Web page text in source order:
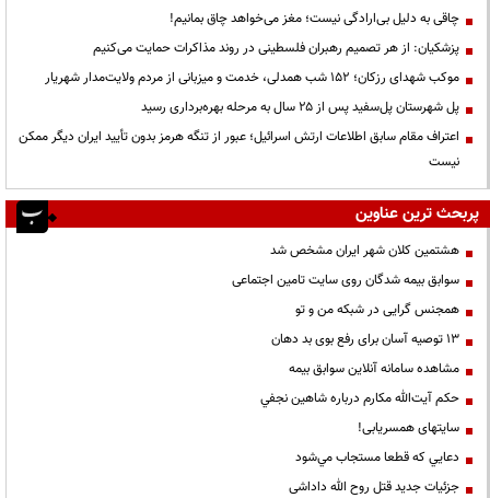
چاقی به دلیل بی‌ارادگی نیست؛ مغز می‌خواهد چاق بمانیم!
پزشکیان: از هر تصمیم رهبران فلسطینی در روند مذاکرات حمایت می‌کنیم
موکب شهدای رزکان؛ ۱۵۲ شب همدلی، خدمت و میزبانی از مردم ولایت‌مدار شهریار
پل شهرستان پل‌سفید پس از ۲۵ سال به مرحله بهره‌برداری رسید
اعتراف مقام سابق اطلاعات ارتش اسرائیل؛ عبور از تنگه هرمز بدون تأیید ایران دیگر ممکن
نیست
پربحث ترین عناوین
هشتمین کلان شهر ایران مشخص شد
سوابق بیمه شدگان روی سایت تامین اجتماعی
همجنس گرایی در شبکه من و تو
13 توصیه آسان برای رفع بوی بد دهان
مشاهده سامانه آنلاين سوابق بیمه
حكم آيت‌الله مكارم درباره شاهين نجفي
سایتهای همسریابی!
دعايي كه قطعا مستجاب مي‌شود
جزئیات جدید قتل روح الله داداشی